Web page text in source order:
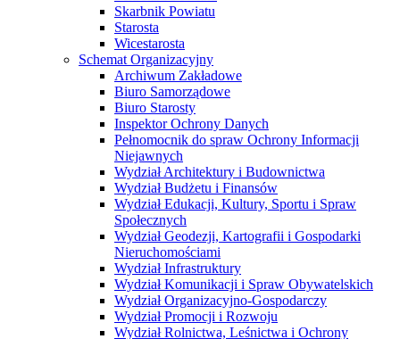
Skarbnik Powiatu
Starosta
Wicestarosta
Schemat Organizacyjny
Archiwum Zakładowe
Biuro Samorządowe
Biuro Starosty
Inspektor Ochrony Danych
Pełnomocnik do spraw Ochrony Informacji
Niejawnych
Wydział Architektury i Budownictwa
Wydział Budżetu i Finansów
Wydział Edukacji, Kultury, Sportu i Spraw
Społecznych
Wydział Geodezji, Kartografii i Gospodarki
Nieruchomościami
Wydział Infrastruktury
Wydział Komunikacji i Spraw Obywatelskich
Wydział Organizacyjno-Gospodarczy
Wydział Promocji i Rozwoju
Wydział Rolnictwa, Leśnictwa i Ochrony